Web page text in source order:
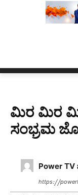
ಮಿರ ಮಿರ
ಸಂಭ್ರಮ
Power
https://